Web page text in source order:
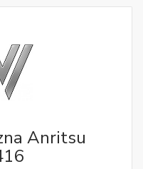
Anritsu